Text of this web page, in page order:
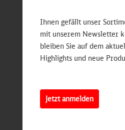
Ihnen gefällt unser
mit unserem Newsletter
bleiben Sie auf dem
Highlights und neue
Jetzt anmelden